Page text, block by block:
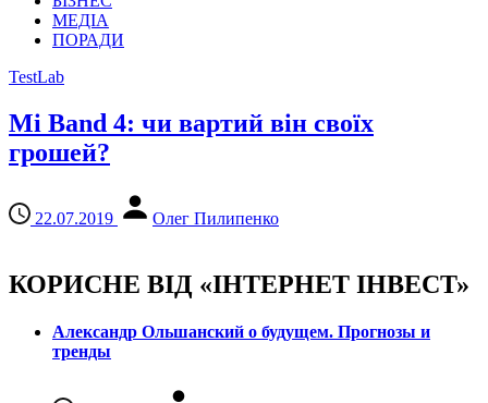
МЕДІА
ПОРАДИ
TestLab
Mi Band 4: чи вартий він своїх
грошей?
22.07.2019 Олег Пилипенко
КОРИСНЕ ВІД «ІНТЕРНЕТ ІНВЕСТ»
Александр Ольшанский о будущем. Прогнозы и
тренды